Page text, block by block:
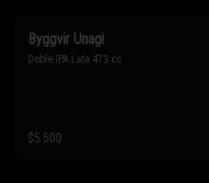
Byggvir Unagi
Doble IPA Lata 473 cc
$5.500